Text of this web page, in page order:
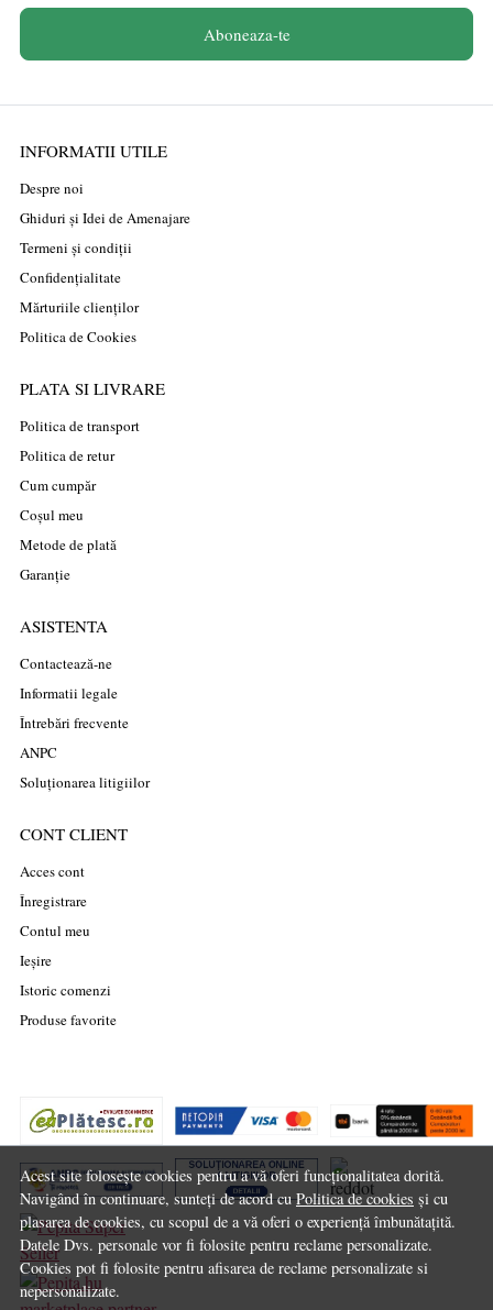
Acest site folosește cookies pentru a vă oferi funcționalitatea dorită.
Navigând în continuare, sunteți de acord cuPolitica de cookies și cu
plasarea de cookies, cu scopul de a vă oferi o experiență îmbunătațită.
Datele Dvs. personale vor fi folosite pentru reclame personalizate.
Cookies pot fi folosite pentru afisarea de reclame personalizate si
nepersonalizate.
Aboneaza-te
INFORMATII UTILE
Despre noi
Ghiduri și Idei de Amenajare
Termeni și condiții
Confidențialitate
Mărturiile clienților
Politica de Cookies
PLATA SI LIVRARE
Politica de transport
Politica de retur
Cum cumpăr
Coșul meu
Metode de plată
Garanție
ASISTENTA
Contactează-ne
Informatii legale
Întrebări frecvente
ANPC
Soluționarea litigiilor
CONT CLIENT
Acces cont
Înregistrare
Contul meu
Ieșire
Istoric comenzi
Produse favorite